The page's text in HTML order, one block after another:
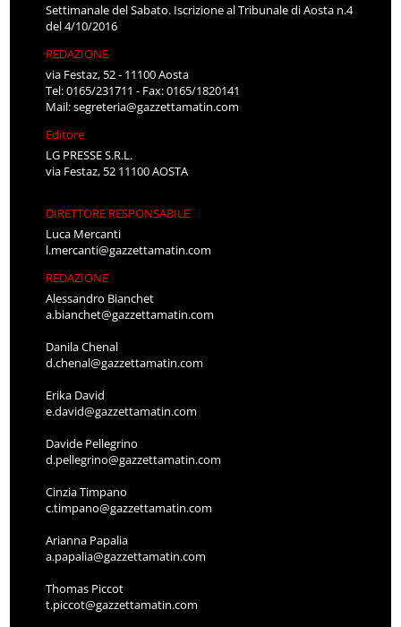
Settimanale del Sabato. Iscrizione al Tribunale di Aosta n.4
del 4/10/2016
REDAZIONE
via Festaz, 52 - 11100 Aosta
Tel: 0165/231711 - Fax: 0165/1820141
Mail:segreteria@gazzettamatin.com
Editore
LG PRESSE S.R.L.
via Festaz, 52 11100 AOSTA
DIRETTORE RESPONSABILE
Luca Mercanti
l.mercanti@gazzettamatin.com
REDAZIONE
Alessandro Bianchet
a.bianchet@gazzettamatin.com
Danila Chenal
d.chenal@gazzettamatin.com
Erika David
e.david@gazzettamatin.com
Davide Pellegrino
d.pellegrino@gazzettamatin.com
Cinzia Timpano
c.timpano@gazzettamatin.com
Arianna Papalia
a.papalia@gazzettamatin.com
Thomas Piccot
t.piccot@gazzettamatin.com